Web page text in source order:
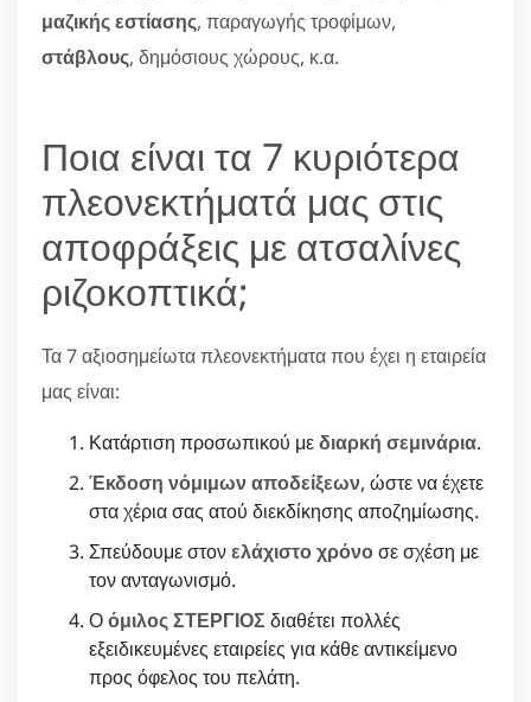
μαζικής εστίασης, παραγωγής τροφίμων,
στάβλους, δημόσιους χώρους, κ.α.
Ποια είναι τα 7 κυριότερα
πλεονεκτήματά μας στις
αποφράξεις με ατσαλίνες
ριζοκοπτικά;
Τα 7 αξιοσημείωτα πλεονεκτήματα που έχει η εταιρεία
μας είναι:
Κατάρτιση προσωπικού μεδιαρκή σεμινάρια.
Έκδοση νόμιμων αποδείξεων, ώστε να έχετε
στα χέρια σας ατού διεκδίκησης αποζημίωσης.
Σπεύδουμε στονελάχιστο χρόνοσε σχέση με
τον ανταγωνισμό.
Οόμιλος ΣΤΕΡΓΙΟΣ διαθέτει πολλές
εξειδικευμένες εταιρείες για κάθε αντικείμενο
προς όφελος του πελάτη.